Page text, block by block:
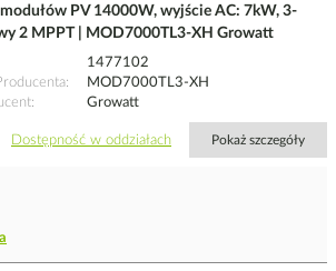
PV 14000W, wyjście AC: 7kW, 3-
2 MPPT | MOD7000TL3-XH Growatt
1477102
MOD7000TL3-XH
Growatt
Dostępność w oddziałach Pokaż szczegóły